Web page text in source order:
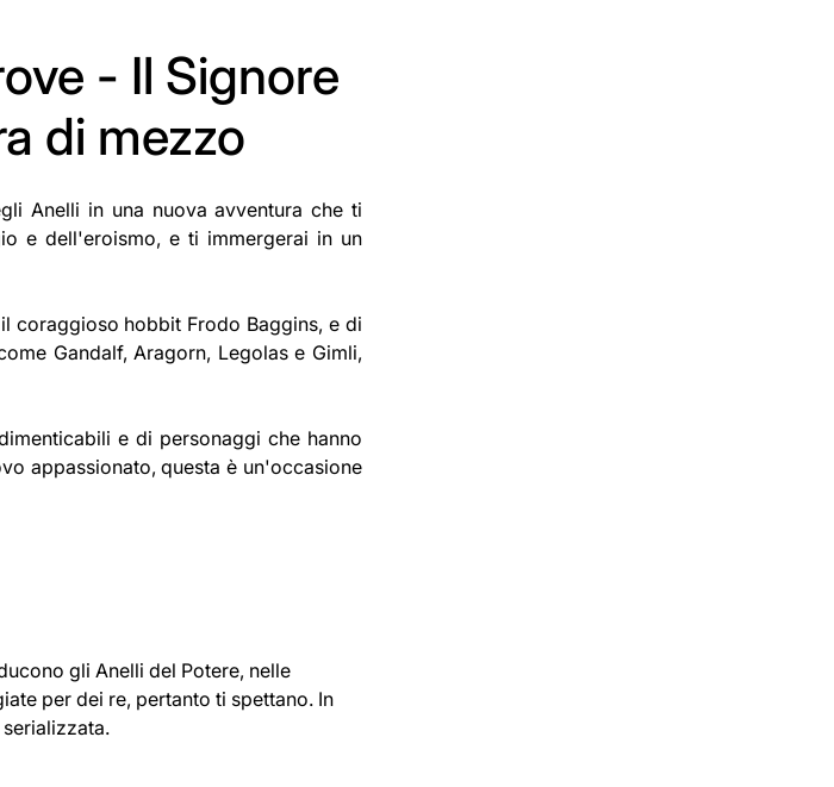
- Il Signore
di mezzo
Anelli in una nuova avventura che ti
e dell'eroismo, e ti immergerai in un
coraggioso hobbit Frodo Baggins, e di
Gandalf, Aragorn, Legolas e Gimli,
e di personaggi che hanno
appassionato, questa è un'occasione
gli Anelli del Potere, nelle
per dei re, pertanto ti spettano. In